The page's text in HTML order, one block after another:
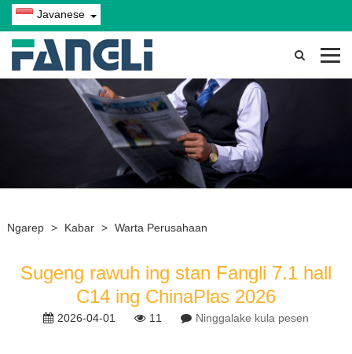
Javanese
Ngarep > Kabar > Warta Perusahaan
Sugeng rawuh ing stan Fangli 7.1 hall
C14 ing ChinaPlas 2026
2026-04-01 11 Ninggalake kula pesen